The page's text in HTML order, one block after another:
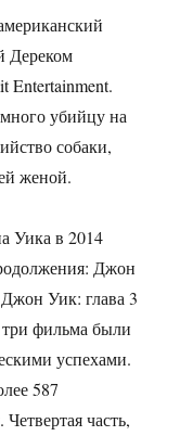
Дереком
Entertainment.
убийцу на
собаки,
женой.
Уика в 2014
Джон
Уик: глава 3
фильма были
успехами.
587
часть,